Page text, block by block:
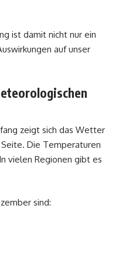
ist damit nicht nur ein
auf unser
zeigt sich das Wetter
Die Temperaturen
vielen Regionen gibt es
sind: